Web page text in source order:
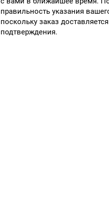
правильность указания
поскольку заказ
подтверждения.